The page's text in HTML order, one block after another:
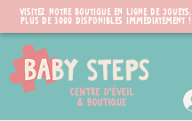
Visitez notre boutique en ligne de jouets.
PLUS de 3000 disponibles immédiatement !